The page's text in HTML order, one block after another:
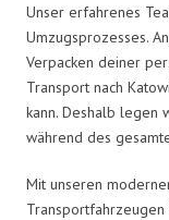
Unser erfahrenes
Umzugsprozesses.
Verpacken deiner
Transport nach
kann. Deshalb legen
während des
Mit unseren
Transportfahrzeugen